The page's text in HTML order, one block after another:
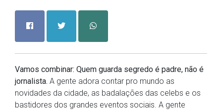
Vamos combinar: Quem guarda segredo é padre, não é
jornalista. A gente adora contar pro mundo as
novidades da cidade, as badalações das celebs e os
bastidores dos grandes eventos sociais. A gente